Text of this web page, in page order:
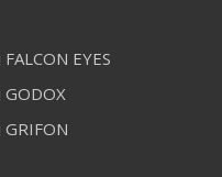
EYES